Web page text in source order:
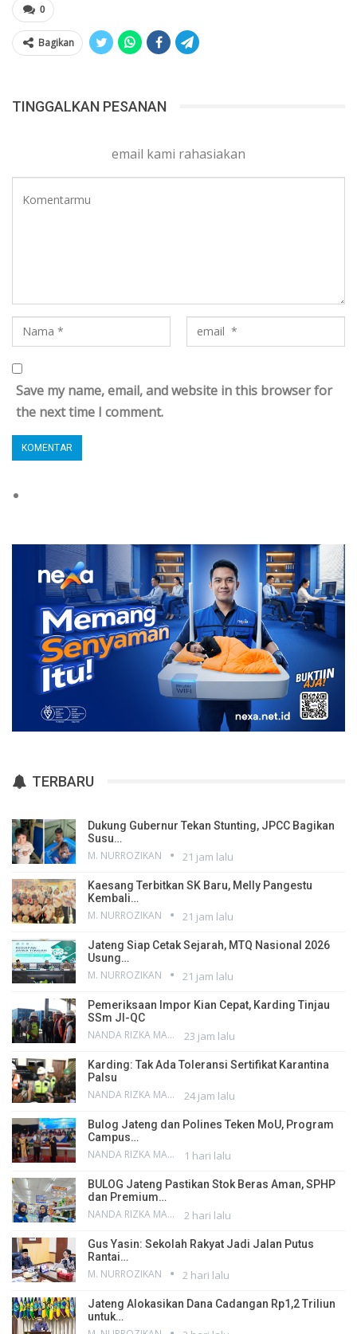
0
Bagikan
TINGGALKAN PESANAN
email kami rahasiakan
Save my name, email, and website in this browser for
the next time I comment.
TERBARU
Dukung Gubernur Tekan Stunting, JPCC Bagikan
Susu…
M. NURROZIKAN 21 jam lalu
Kaesang Terbitkan SK Baru, Melly Pangestu
Kembali…
M. NURROZIKAN 21 jam lalu
Jateng Siap Cetak Sejarah, MTQ Nasional 2026
Usung…
M. NURROZIKAN 21 jam lalu
Pemeriksaan Impor Kian Cepat, Karding Tinjau
SSm JI-QC
NANDA RIZKA MAHENDRA 23 jam lalu
Karding: Tak Ada Toleransi Sertifikat Karantina
Palsu
NANDA RIZKA MAHENDRA 24 jam lalu
Bulog Jateng dan Polines Teken MoU, Program
Campus…
NANDA RIZKA MAHENDRA 1 hari lalu
BULOG Jateng Pastikan Stok Beras Aman, SPHP
dan Premium…
NANDA RIZKA MAHENDRA 2 hari lalu
Gus Yasin: Sekolah Rakyat Jadi Jalan Putus
Rantai…
M. NURROZIKAN 2 hari lalu
Jateng Alokasikan Dana Cadangan Rp1,2 Triliun
untuk…